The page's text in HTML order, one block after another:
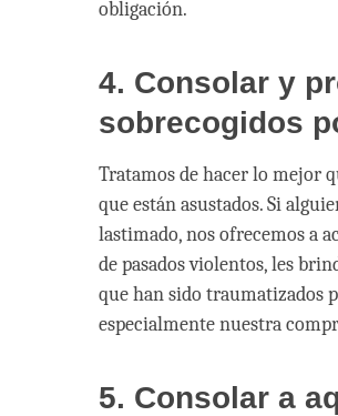
obligación.
4. Consolar y
sobrecogidos
Tratamos de hacer lo mejor
que están asustados. Si
lastimado, nos ofrecemos a
de pasados violentos, les
que han sido traumatizados
especialmente nuestra
5. Consolar a